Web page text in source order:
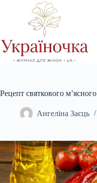
Рецепт святкового
Ангеліна Заєць